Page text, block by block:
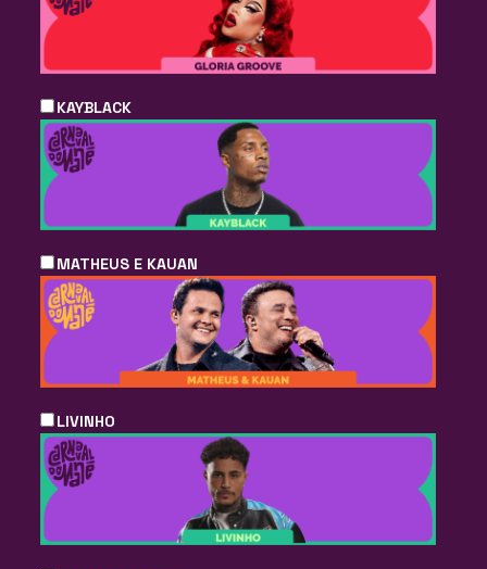
KAYBLACK
MATHEUS E KAUAN
LIVINHO